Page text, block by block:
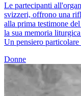
Le partecipanti
svizzeri, offrono una
alla prima testimone
la sua memoria
Un pensiero
Donne